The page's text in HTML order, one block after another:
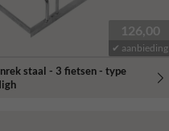
126,00
✔ aanbieding
staal - 3 fietsen - type